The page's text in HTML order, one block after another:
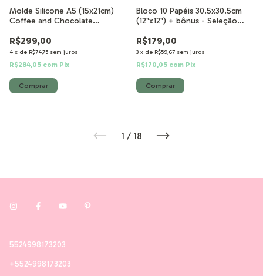
Molde Silicone A5 (15x21cm)
Coffee and Chocolate
R$299,00
4 x de R$74,75 sem juros
R$284,05 com Pix
Bloco 10 Papéis 30.5x30.5cm
(12"x12") + bônus - Seleção
Chocolate
R$179,00
3 x de R$59,67 sem juros
R$170,05 com Pix
1 / 18
5524998173203
+5524998173203